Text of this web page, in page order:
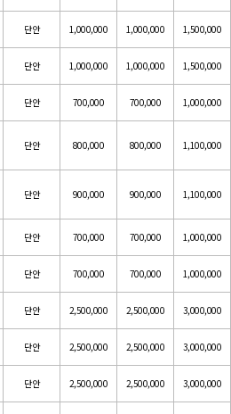
단안 1,000,000 1,000,000 1,500,000
단안 1,000,000 1,000,000 1,500,000
단안 700,000 700,000 1,000,000
단안 800,000 800,000 1,100,000
단안 900,000 900,000 1,100,000
단안 700,000 700,000 1,000,000
단안 700,000 700,000 1,000,000
단안 2,500,000 2,500,000 3,000,000
단안 2,500,000 2,500,000 3,000,000
단안 2,500,000 2,500,000 3,000,000